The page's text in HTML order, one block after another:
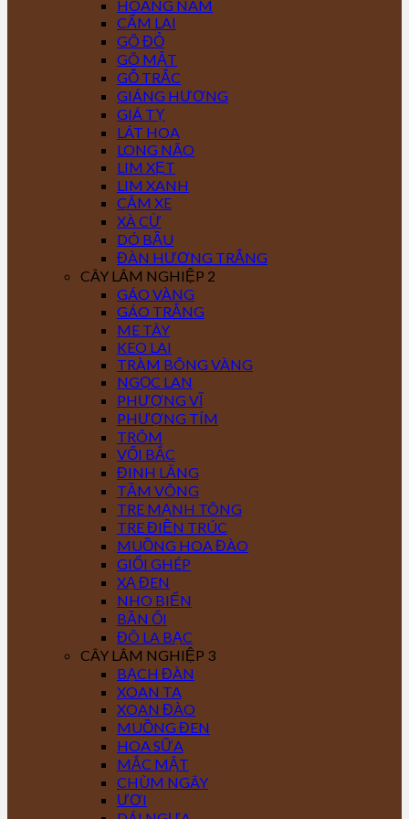
HOÀNG NAM
CẨM LAI
GÕ ĐỎ
GÕ MẬT
GỖ TRẮC
GIÁNG HƯƠNG
GIÁ TỴ
LÁT HOA
LONG NÃO
LIM XẸT
LIM XANH
CĂM XE
XÀ CỪ
DÓ BẦU
ĐÀN HƯƠNG TRẮNG
CÂY LÂM NGHIỆP 2
GÁO VÀNG
GÁO TRẮNG
ME TÂY
KEO LAI
TRÀM BÔNG VÀNG
NGỌC LAN
PHƯỢNG VĨ
PHƯỢNG TÍM
TRÔM
VỐI BẮC
ĐINH LĂNG
TẦM VÔNG
TRE MẠNH TÔNG
TRE ĐIỀN TRÚC
MUỒNG HOA ĐÀO
GIỔI GHÉP
XẠ ĐEN
NHO BIỂN
BẦN ỔI
ĐÔ LA BẠC
CÂY LÂM NGHIỆP 3
BẠCH ĐÀN
XOAN TA
XOAN ĐÀO
MUỒNG ĐEN
HOA SỮA
MẮC MẬT
CHÙM NGÂY
ƯƠI